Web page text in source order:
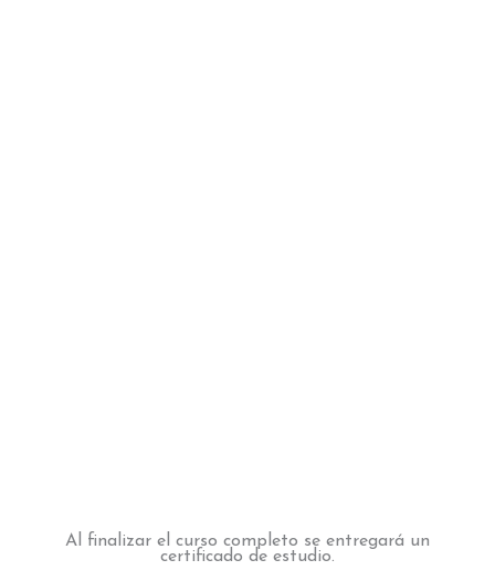
Al finalizar el curso completo se entregará un
certificado de estudio.